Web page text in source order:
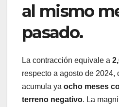
al mismo
pasado.
La contracción equivale a
respecto a agosto de 2024,
acumula ya ocho meses
terreno negativo. La